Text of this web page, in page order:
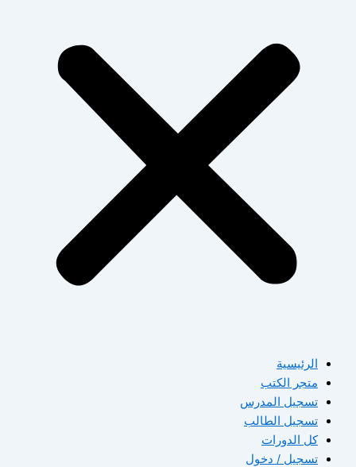
الرئيسية
متجر الكتب
تسجيل المدرس
تسجيل الطالب
كل الدورات
تسجيل / دخول